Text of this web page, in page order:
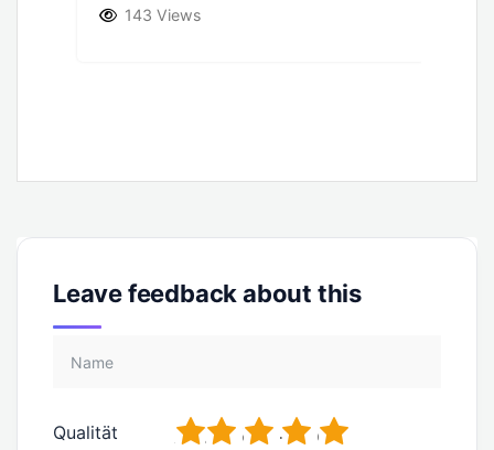
Leave feedback about this
Qualität 5
4
3
2